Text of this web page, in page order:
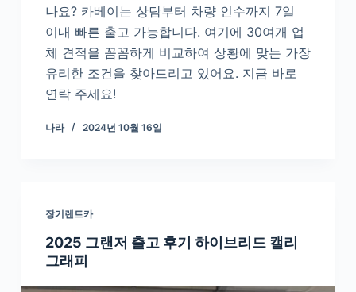
나요? 카베이는 상담부터 차량 인수까지 7일
이내 빠른 출고 가능합니다. 여기에 30여개 업
체 견적을 꼼꼼하게 비교하여 상황에 맞는 가장
유리한 조건을 찾아드리고 있어요. 지금 바로
연락 주세요!
나라 2024년 10월 16일
장기렌트카
2025 그랜저 출고 후기 하이브리드 캘리
그래피